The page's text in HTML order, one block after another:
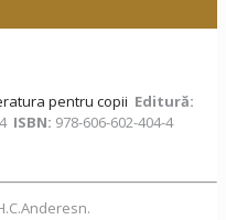
pentru copii Editură:
ISBN: 978-606-602-404-4